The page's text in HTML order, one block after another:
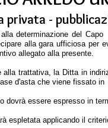
privata -
alla determinazione del
alla gara ufficiosa per
allegato alla presente.
alla trattativa, la Ditta in
d'asta che viene fissato
dovrà essere espresso in
espletata applicando il